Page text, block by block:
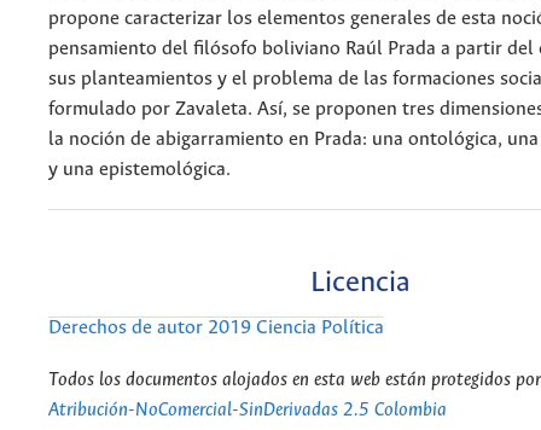
propone caracterizar los elementos generales de esta
pensamiento del filósofo boliviano Raúl Prada a partir del
sus planteamientos y el problema de las formaciones
formulado por Zavaleta. Así, se proponen tres
la noción de abigarramiento en Prada: una ontológica,
y una epistemológica.
Licencia
Derechos de autor 2019 Ciencia Política
Todos los documentos alojados en esta web están protegidos
Atribución-NoComercial-SinDerivadas 2.5 Colombia